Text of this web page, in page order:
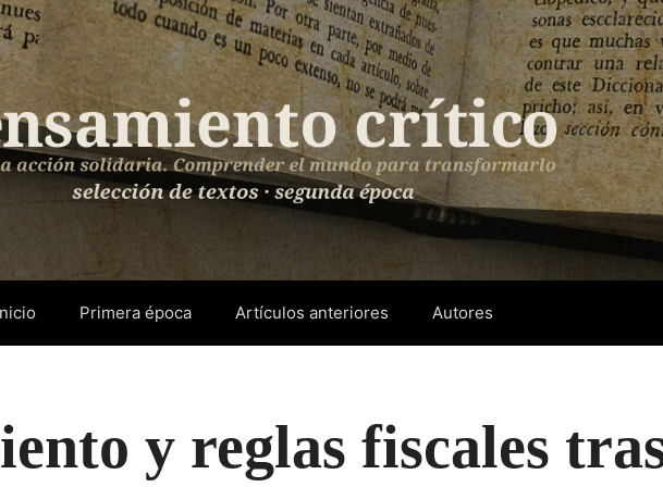
Primera época Artículos anteriores Autores
y reglas fiscales